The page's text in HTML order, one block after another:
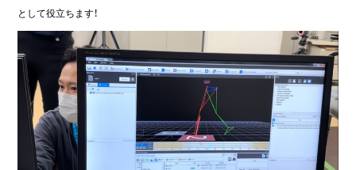
として役立ちます！